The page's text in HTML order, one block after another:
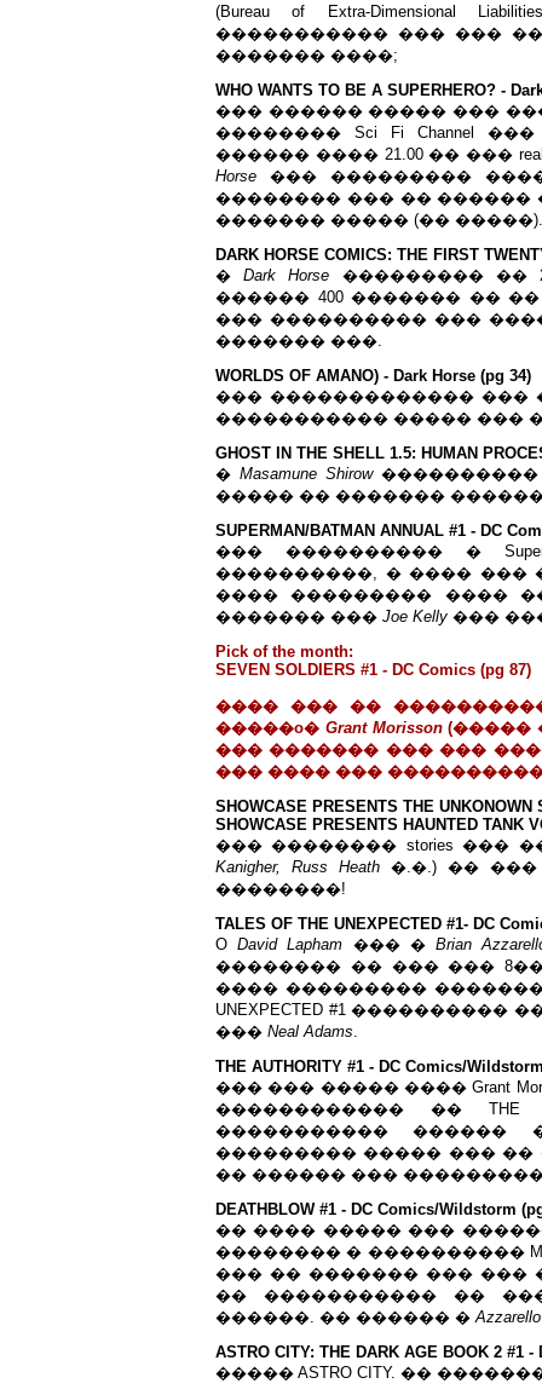
(Bureau of Extra-Dimensional
����������� ��� ���
������� ����;
WHO WANTS TO BE A SUPERHERO? -
��� ������ ����� ���
�������� Sci Fi Channel
������ ���� 21.00 �� ���
Horse ��� ��������� ����
�������� ��� �� ������
������� ����� (��
DARK HORSE COMICS: THE FIRST
�Dark Horse ��������� ��
������ 400 ������� ��
��� ���������� ���
������� ���.
WORLDS OF AMANO) - Dark Horse (pg 34)
��� ������������� ���
����������� ����� ���
GHOST IN THE SHELL 1.5: HUMAN
�Masamune Shirow����������
����� �� �������
SUPERMAN/BATMAN ANNUAL #1 - DC
��� ���������� �
����������, � ���� ���
���� ��������� ����
������� ��� Joe Kelly ���
Pick of the month:
SEVEN SOLDIERS #1 - DC Comics (pg 87)
���� ��� ��
�����o� Grant Morisson(�����
��� ������� ��� ���
��� ���� ���
SHOWCASE PRESENTS THE
SHOWCASE PRESENTS HAUNTED TANK
��� �������� stories ���
Kanigher, Russ Heath �.�.) �� ���
��������!
TALES OF THE UNEXPECTED #1- DC
ODavid Lapham ��� �Brian
�������� �� ��� ���
���� ���������
UNEXPECTED #1
��� Neal Adams.
THE AUTHORITY #1 - DC Comics/
��� ��� ����� ���� Grant
������������ �� THE
����������� ������
��������� ����� ���
�� ������ ��� �����������
DEATHBLOW #1 - DC Comics/Wildstorm
�� ���� ����� ���
�������� � ����������
��� �� ������� ��� ���
�� ����������� ��
������. �� ������ �Azzarello
ASTRO CITY: THE DARK AGE BOOK 2 #1
����� ASTRO CITY. ��